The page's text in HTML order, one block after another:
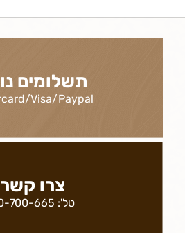
תשלומים
Visa/Paypal
צרו
טל': 700-665